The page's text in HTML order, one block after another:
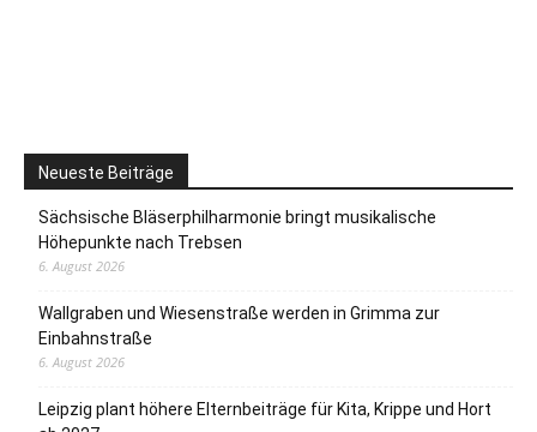
Neueste Beiträge
Sächsische Bläserphilharmonie bringt musikalische
Höhepunkte nach Trebsen
6. August 2026
Wallgraben und Wiesenstraße werden in Grimma zur
Einbahnstraße
6. August 2026
Leipzig plant höhere Elternbeiträge für Kita, Krippe und Hort